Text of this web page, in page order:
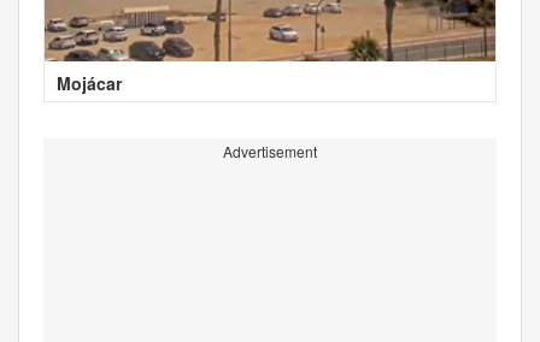
Mojácar
Advertisement